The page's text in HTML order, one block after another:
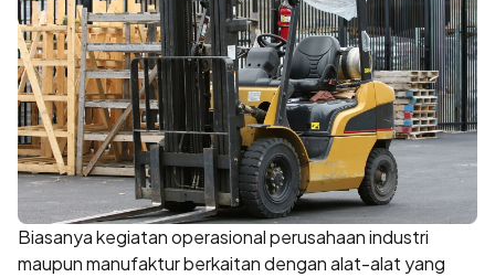
Biasanya kegiatan operasional perusahaan industri
maupun manufaktur berkaitan dengan alat-alat yang